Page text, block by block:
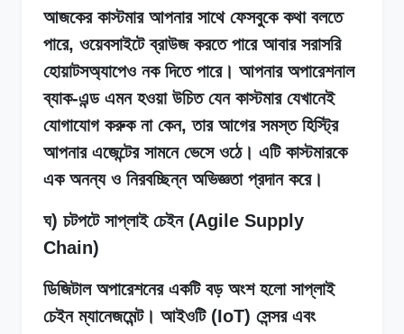
আজকের কাস্টমার আপনার সাথে ফেসবুকে কথা বলতে
পারে, ওয়েবসাইটে ব্রাউজ করতে পারে আবার সরাসরি
হোয়াটসঅ্যাপেও নক দিতে পারে। আপনার অপারেশনাল
ব্যাক-এন্ড এমন হওয়া উচিত যেন কাস্টমার যেখানেই
যোগাযোগ করুক না কেন, তার আগের সমস্ত হিস্ট্রি
আপনার এজেন্টের সামনে ভেসে ওঠে। এটি কাস্টমারকে
এক অনন্য ও নিরবচ্ছিন্ন অভিজ্ঞতা প্রদান করে।
ঘ) চটপটে সাপ্লাই চেইন (Agile Supply
Chain)
ডিজিটাল অপারেশনের একটি বড় অংশ হলো সাপ্লাই
চেইন ম্যানেজমেন্ট। আইওটি (IoT) সেন্সর এবং